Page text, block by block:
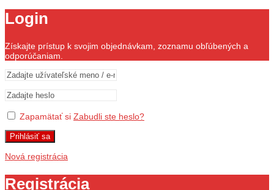
Login
Získajte prístup k svojim objednávkam, zoznamu obľúbených a
odporúčaniam.
Zapamätať si Zabudli ste heslo?
Prihlásiť sa
Nová registrácia
Registrácia